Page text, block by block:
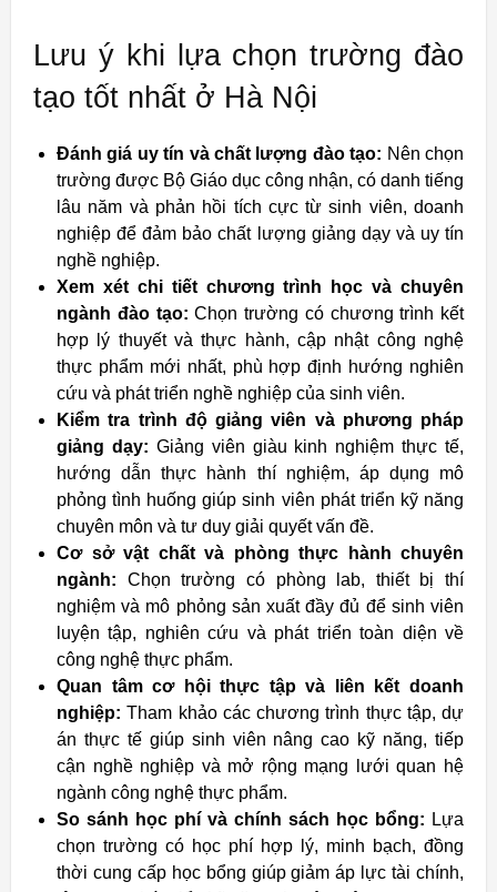
Lưu ý khi lựa chọn trường đào
tạo tốt nhất ở Hà Nội
Đánh giá uy tín và chất lượng đào tạo: Nên chọn
trường được Bộ Giáo dục công nhận, có danh tiếng
lâu năm và phản hồi tích cực từ sinh viên, doanh
nghiệp để đảm bảo chất lượng giảng dạy và uy tín
nghề nghiệp.
Xem xét chi tiết chương trình học và chuyên
ngành đào tạo: Chọn trường có chương trình kết
hợp lý thuyết và thực hành, cập nhật công nghệ
thực phẩm mới nhất, phù hợp định hướng nghiên
cứu và phát triển nghề nghiệp của sinh viên.
Kiểm tra trình độ giảng viên và phương pháp
giảng dạy: Giảng viên giàu kinh nghiệm thực tế,
hướng dẫn thực hành thí nghiệm, áp dụng mô
phỏng tình huống giúp sinh viên phát triển kỹ năng
chuyên môn và tư duy giải quyết vấn đề.
Cơ sở vật chất và phòng thực hành chuyên
ngành: Chọn trường có phòng lab, thiết bị thí
nghiệm và mô phỏng sản xuất đầy đủ để sinh viên
luyện tập, nghiên cứu và phát triển toàn diện về
công nghệ thực phẩm.
Quan tâm cơ hội thực tập và liên kết doanh
nghiệp: Tham khảo các chương trình thực tập, dự
án thực tế giúp sinh viên nâng cao kỹ năng, tiếp
cận nghề nghiệp và mở rộng mạng lưới quan hệ
ngành công nghệ thực phẩm.
So sánh học phí và chính sách học bổng: Lựa
chọn trường có học phí hợp lý, minh bạch, đồng
thời cung cấp học bổng giúp giảm áp lực tài chính,